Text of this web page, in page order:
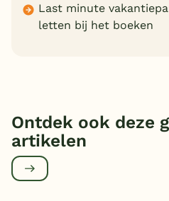
Last minute
letten bij het boeken
Ontdek ook deze
artikelen